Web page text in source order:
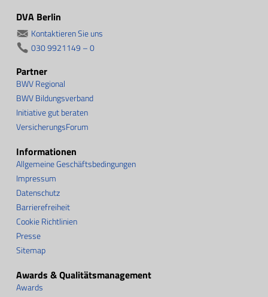
DVA Berlin
Kontaktieren Sie uns
030 9921149 – 0
Informationen
Allgemeine Geschäftsbedingungen
Impressum
Datenschutz
Barrierefreiheit
Cookie Richtlinien
Presse
Sitemap
Partner
BWV Regional
BWV Bildungsverband
Initiative gut beraten
VersicherungsForum
Awards & Qualitätsmanagement
Awards